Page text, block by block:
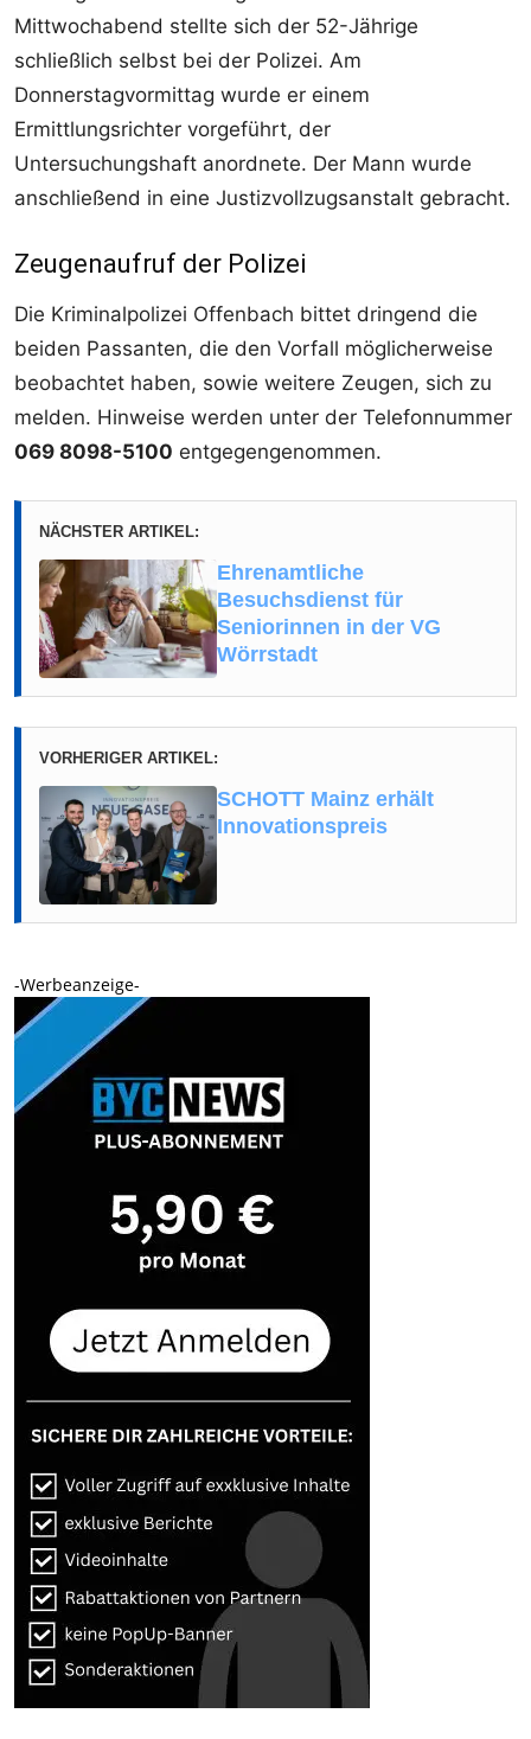
Mittwochabend stellte sich der 52-Jährige
schließlich selbst bei der Polizei. Am
Donnerstagvormittag wurde er einem
Ermittlungsrichter vorgeführt, der
Untersuchungshaft anordnete. Der Mann wurde
anschließend in eine Justizvollzugsanstalt gebracht.
Zeugenaufruf der Polizei
Die Kriminalpolizei Offenbach bittet dringend die
beiden Passanten, die den Vorfall möglicherweise
beobachtet haben, sowie weitere Zeugen, sich zu
melden. Hinweise werden unter der Telefonnummer
069 8098-5100 entgegengenommen.
NÄCHSTER ARTIKEL:
Ehrenamtliche
Besuchsdienst für
Seniorinnen in der VG
Wörrstadt
VORHERIGER ARTIKEL:
SCHOTT Mainz erhält
Innovationspreis
-Werbeanzeige-